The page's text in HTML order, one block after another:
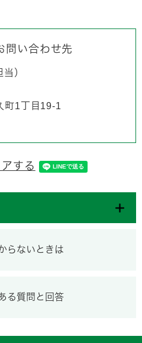
問い合わせ先
当
町1丁目19-1
する
らないときは
る質問と回答